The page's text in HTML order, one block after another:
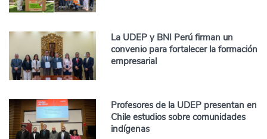
La UDEP y BNI Perú firman un
convenio para fortalecer la formación
empresarial
Profesores de la UDEP presentan en
Chile estudios sobre comunidades
indígenas